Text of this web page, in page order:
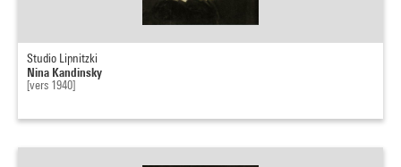
Studio Lipnitzki
Nina Kandinsky
[vers 1940]